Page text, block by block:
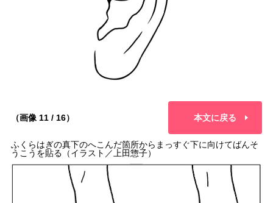
（画像 11 / 16） 本文に戻る
ふくらはぎの真下のへこんだ箇所からまっすぐ下に向けてばんそ
うこうを貼る（イラスト／上田惣子）